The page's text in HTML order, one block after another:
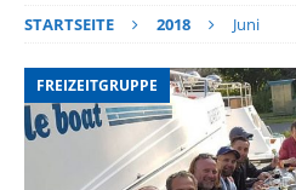
STARTSEITE 2018 Juni
FREIZEITGRUPPE